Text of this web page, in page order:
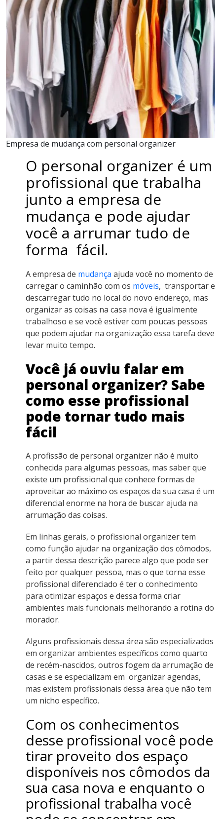
Empresa de mudança com personal organizer
O personal organizer é um
profissional que trabalha
junto a empresa de
mudança e pode ajudar
você a arrumar tudo de
forma fácil.
A empresa de mudança ajuda você no momento de
carregar o caminhão com os móveis, transportar e
descarregar tudo no local do novo endereço, mas
organizar as coisas na casa nova é igualmente
trabalhoso e se você estiver com poucas pessoas
que podem ajudar na organização essa tarefa deve
levar muito tempo.
Você já ouviu falar em
personal organizer? Sabe
como esse profissional
pode tornar tudo mais
fácil
A profissão de personal organizer não é muito
conhecida para algumas pessoas, mas saber que
existe um profissional que conhece formas de
aproveitar ao máximo os espaços da sua casa é um
diferencial enorme na hora de buscar ajuda na
arrumação das coisas.
Em linhas gerais, o profissional organizer tem
como função ajudar na organização dos cômodos,
a partir dessa descrição parece algo que pode ser
feito por qualquer pessoa, mas o que torna esse
profissional diferenciado é ter o conhecimento
para otimizar espaços e dessa forma criar
ambientes mais funcionais melhorando a rotina do
morador.
Alguns profissionais dessa área são especializados
em organizar ambientes específicos como quarto
de recém-nascidos, outros fogem da arrumação de
casas e se especializam em organizar agendas,
mas existem profissionais dessa área que não tem
um nicho específico.
Com os conhecimentos
desse profissional você pode
tirar proveito dos espaço
disponíveis nos cômodos da
sua casa nova e enquanto o
profissional trabalha você